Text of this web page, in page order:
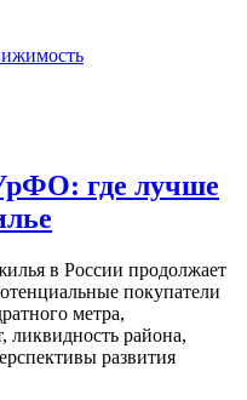
где лучше
в России продолжает
покупатели
метра,
ликвидность района,
развития